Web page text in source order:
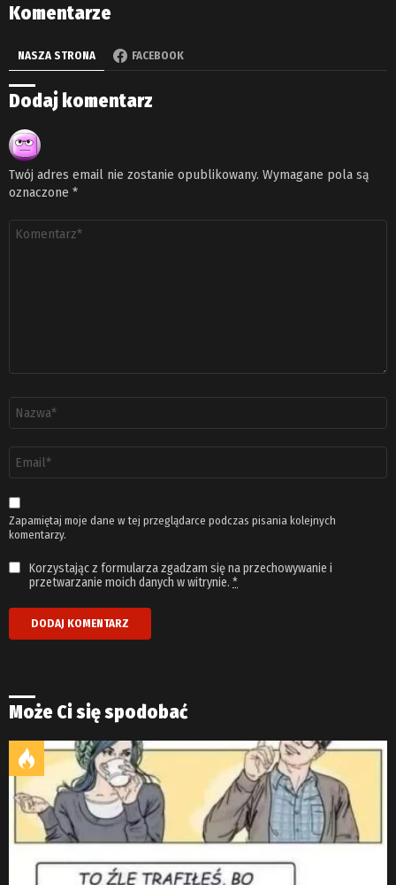
Komentarze
NASZA STRONA FACEBOOK
Dodaj komentarz
Twój adres email nie zostanie opublikowany. Wymagane pola są
oznaczone *
Komentarz
email
*
Zapamiętaj moje dane w tej przeglądarce podczas pisania kolejnych
komentarzy.
Korzystając z formularza zgadzam się na przechowywanie i
przetwarzanie moich danych w witrynie. *
Może Ci się spodobać